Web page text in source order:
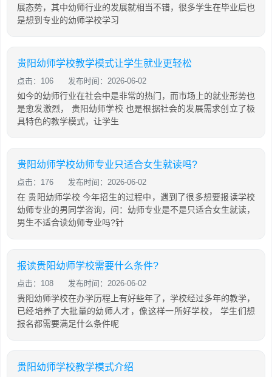
展态势，其中幼师行业的发展就相当不错，很多学生在毕业后也
是想到专业的幼师学校学习
贵阳幼师学校教学模式让学生就业更轻松
点击：106 发布时间：2026-06-02
如今的幼师行业在社会中是非常的热门，而市场上的就业形势也
是愈发激烈， 贵阳幼师学校 也是根据社会的发展需求创立了极
具特色的教学模式，让学生
贵阳幼师学校幼师专业只适合女生就读吗?
点击：176 发布时间：2026-06-02
在 贵阳幼师学校 今年招生的过程中，遇到了很多想要报读学校
幼师专业的男同学咨询，问：幼师专业是不是只适合女生就读，
男生不适合读幼师专业吗?针
报读贵阳幼师学校需要什么条件?
点击：108 发布时间：2026-06-02
贵阳幼师学校在办学历程上有好些年了，学校经过多年的教学，
已经培养了大批量的幼师人才，像这样一所好学校， 学生们想
报名都需要满足什么条件呢
贵阳幼师学校教学模式介绍